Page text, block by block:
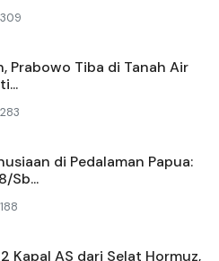
309
Prabowo Tiba di Tanah Air
283
di Pedalaman Papua:
Sb...
188
Kapal AS dari Selat Hormuz,